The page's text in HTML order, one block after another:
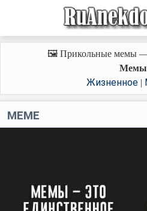
🖼️ Прикольные мемы —
Жизненное |
MEME